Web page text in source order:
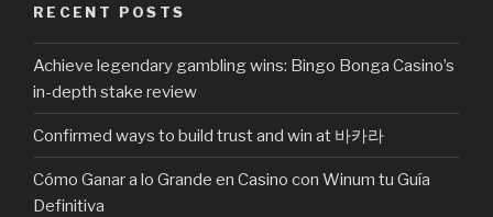
RECENT POSTS
Achieve legendary gambling wins: Bingo Bonga Casino’s
in-depth stake review
Confirmed ways to build trust and win at 바카라
Cómo Ganar a lo Grande en Casino con Winum tu Guía
Definitiva